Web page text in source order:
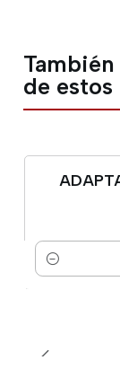
de estos
Cantidad